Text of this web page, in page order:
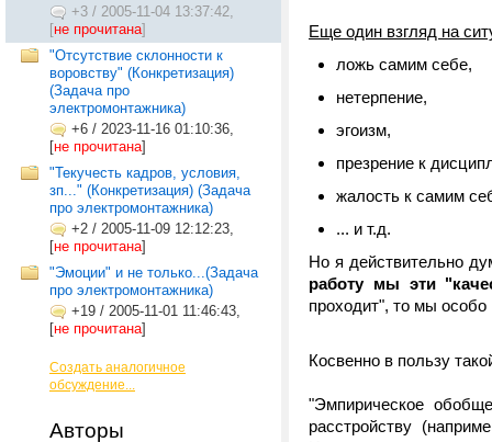
+3 / 2005-11-04 13:37:42,
[не прочитана]
"Отсутствие склонности к
воровству" (Конкретизация)
(Задача про
электромонтажника)
+6 / 2023-11-16 01:10:36,
[не прочитана]
"Текучесть кадров, условия,
зп..." (Конкретизация) (Задача
про электромонтажника)
+2 / 2005-11-09 12:12:23,
[не прочитана]
"Эмоции" и не только...(Задача
про электромонтажника)
+19 / 2005-11-01 11:46:43,
[не прочитана]
Создать аналогичное
обсуждение...
Авторы
Еще один взгляд на
ложь самим себе,
нетерпение,
эгоизм,
презрение к
жалость к самим
... и т.д.
Но я действительно
работу мы эти
проходит", то мы особо
Косвенно в пользу
"Эмпирическое
расстройству